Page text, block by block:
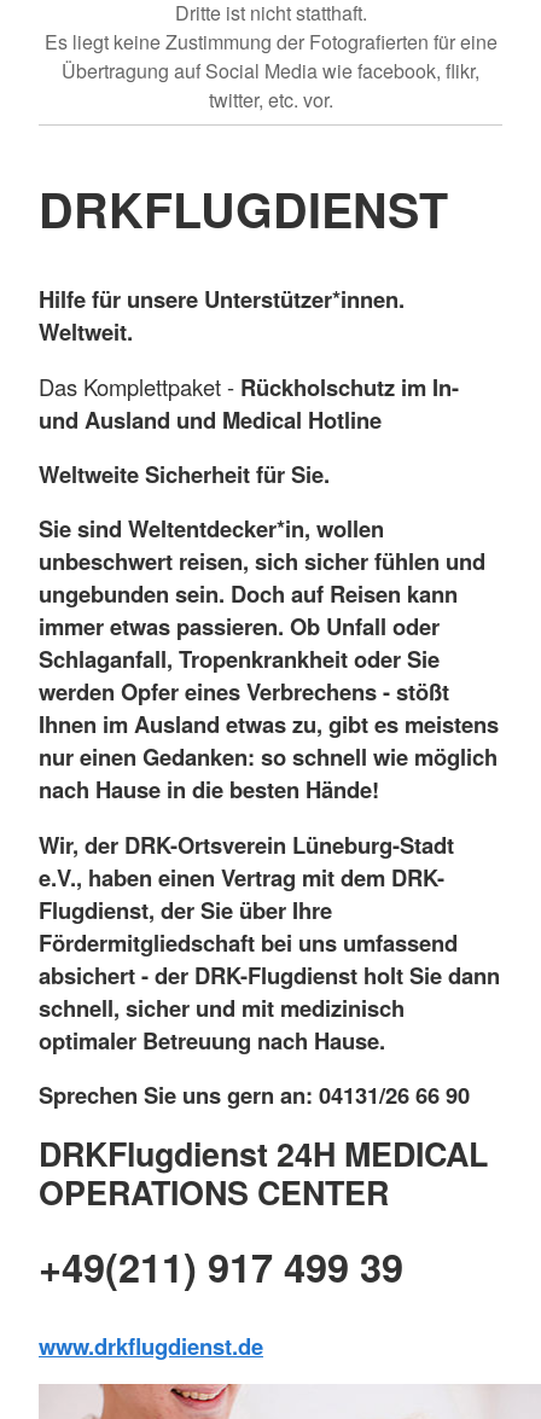
Dritte ist nicht statthaft.
Es liegt keine Zustimmung der Fotografierten für eine
Übertragung auf Social Media wie facebook, flikr,
twitter, etc. vor.
DRKFLUGDIENST
Hilfe für unsere Unterstützer*innen.
Weltweit.
Das Komplettpaket - Rückholschutz im In-
und Ausland und Medical Hotline
Weltweite Sicherheit für Sie.
Sie sind Weltentdecker*in, wollen
unbeschwert reisen, sich sicher fühlen und
ungebunden sein. Doch auf Reisen kann
immer etwas passieren. Ob Unfall oder
Schlaganfall, Tropenkrankheit oder Sie
werden Opfer eines Verbrechens - stößt
Ihnen im Ausland etwas zu, gibt es meistens
nur einen Gedanken: so schnell wie möglich
nach Hause in die besten Hände!
Wir, der DRK-Ortsverein Lüneburg-Stadt
e.V., haben einen Vertrag mit dem DRK-
Flugdienst, der Sie über Ihre
Fördermitgliedschaft bei uns umfassend
absichert - der DRK-Flugdienst holt Sie dann
schnell, sicher und mit medizinisch
optimaler Betreuung nach Hause.
Sprechen Sie uns gern an: 04131/26 66 90
DRKFlugdienst 24H MEDICAL
OPERATIONS CENTER
+49(211) 917 499 39
www.drkflugdienst.de